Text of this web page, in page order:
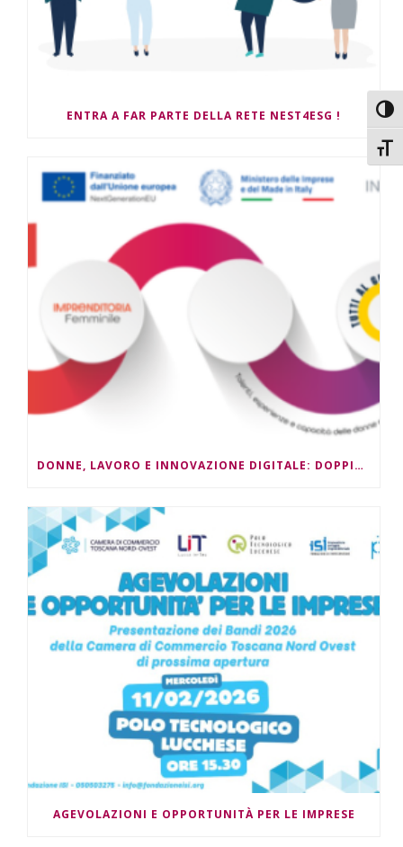
ENTRA A FAR PARTE DELLA RETE NEST4ESG !
DONNE, LAVORO E INNOVAZIONE DIGITALE: DOPPIO APPUNTAMENTO
AGEVOLAZIONI E OPPORTUNITÀ PER LE IMPRESE